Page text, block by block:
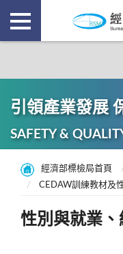
引領產業發展
SAFETY &
經濟部標檢局首頁
CEDAW訓練教材及
性別與就業、